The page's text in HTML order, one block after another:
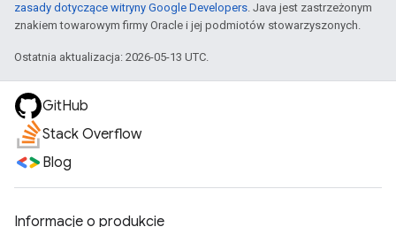
zasady dotyczące witryny Google Developers. Java jest zastrzeżonym
znakiem towarowym firmy Oracle i jej podmiotów stowarzyszonych.
Ostatnia aktualizacja: 2026-05-13 UTC.
GitHub
Stack Overflow
Blog
Informacje o produkcie